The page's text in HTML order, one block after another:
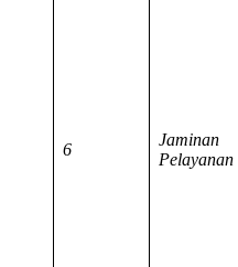
6
Jaminan
Pelayanan